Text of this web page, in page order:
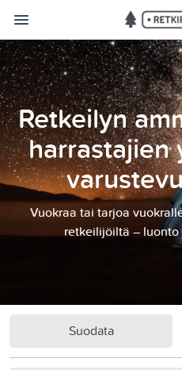
Retkeilyn
harrastajien
Vuokraa tai tarjoa
retkeilijöiltä –
Suodata